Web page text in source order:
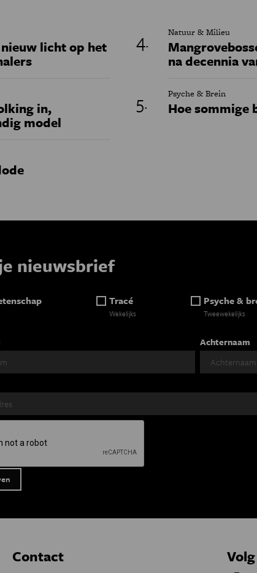
licht op het
in,
model
Natuur & Milieu
na decennia
Psyche & Brein
Hoe sommige
nieuwsbrief
Tracé
Wekelijks
Psyche &
Tweewekelijks
Achternaam
Contact